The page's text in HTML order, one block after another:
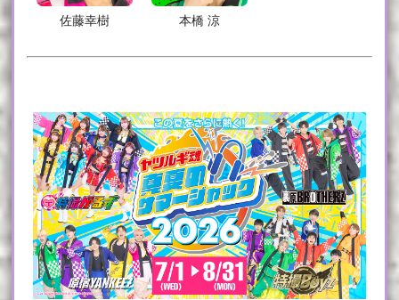
佐藤幸樹 本橋 涼